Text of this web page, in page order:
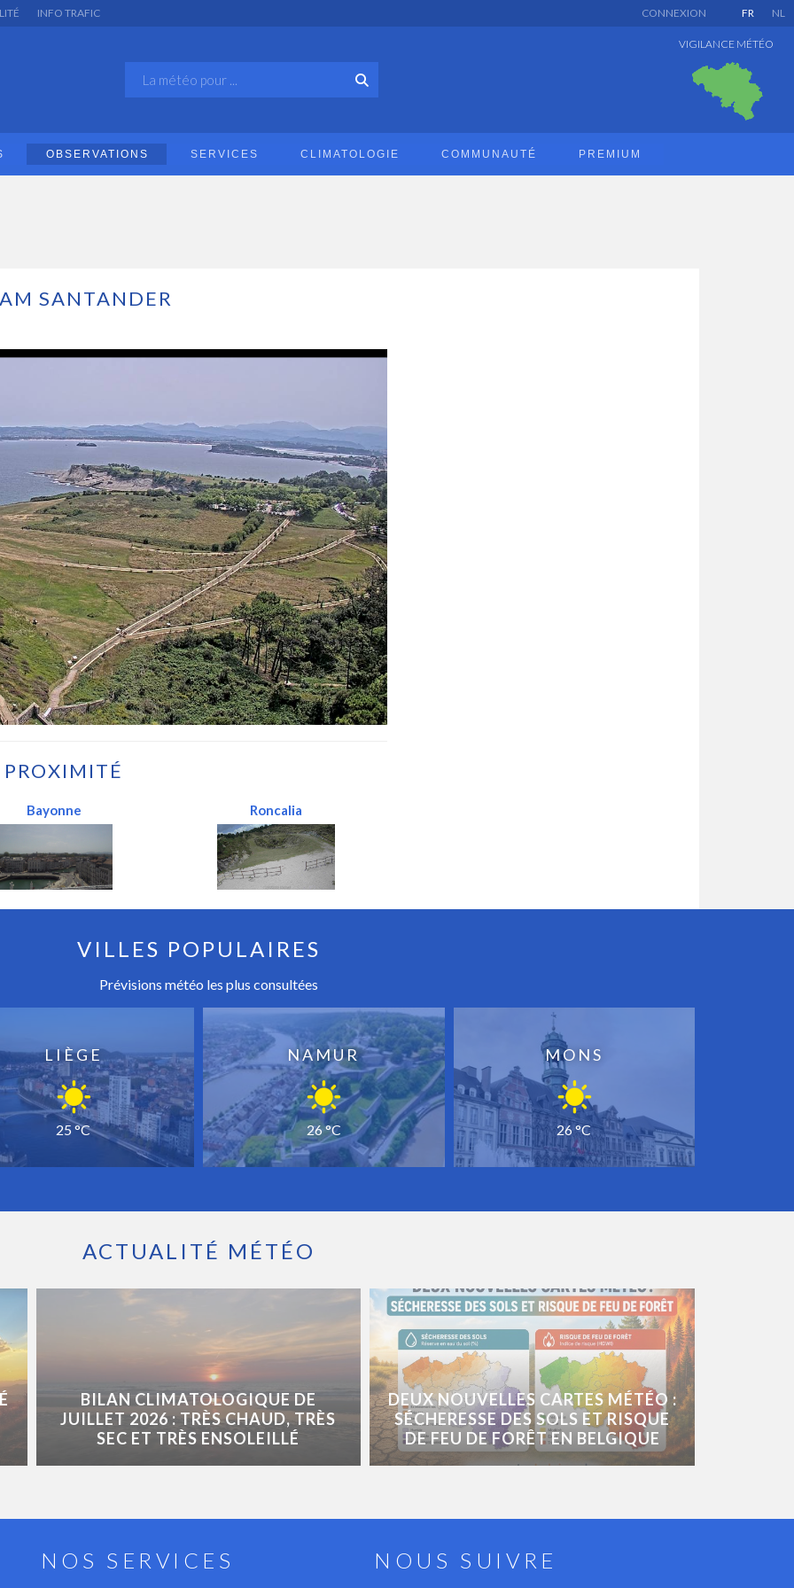
INFO TRAFIC FR NL
CONNEXION
VIGILANCE MÉTÉO
OBSERVATIONS SERVICES CLIMATOLOGIE COMMUNAUTÉ PREMIUM
SANTANDER
Bayonne Roncalia
VILLES POPULAIRES
Prévisions météo les plus consultées
LIÈGE
25 °C
NAMUR
26 °C
MONS
26 °C
ACTUALITÉ MÉTÉO
BILAN CLIMATOLOGIQUE DE
JUILLET 2026 : TRÈS CHAUD, TRÈS
SEC ET TRÈS ENSOLEILLÉ
DEUX NOUVELLES CARTES MÉTÉO :
SÉCHERESSE DES SOLS ET RISQUE
DE FEU DE FORÊT EN BELGIQUE
NOS SERVICES NOUS SUIVRE